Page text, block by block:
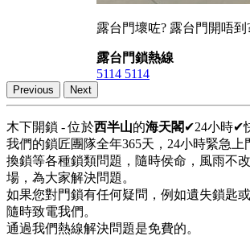
露台門壞咗? 露台門開唔到
露台門鎖熱線
5114 5114
Previous Next
木下開鎖 - 位於西半山的海天閣 ✔24小時✔
我們的鎖匠團隊全年365天，24小時緊急上
換鎖等各種鎖類問題，隨時侯命，風雨不
場，為大家解決問題。
如果您對門鎖有任何疑問，例如遺失鎖匙
隨時致電我們。
通過我們熱線解決問題是免費的。